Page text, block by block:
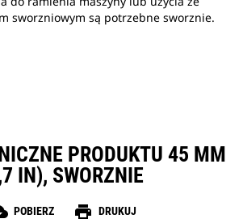
sworzniowym są potrzebne sworznie.
PRODUKTU 45 MM
IN), SWORZNIE
POBIERZ print DRUKUJ